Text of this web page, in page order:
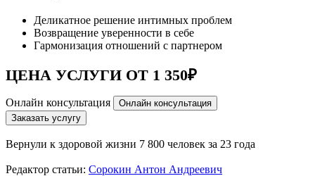
Деликатное решение интимных проблем
Возвращение уверенности в себе
Гармонизация отношений с партнером
ЦЕНА УСЛУГИ ОТ 1 350₽
Онлайн консультация
Онлайн консультация
Заказать услугу
Вернули к здоровой жизни 7 800 человек за 23 года
Редактор статьи: Сорокин Антон Андреевич